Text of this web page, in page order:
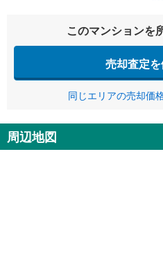
このマンションを
売却査定
同じエリアの売却価
周辺地図